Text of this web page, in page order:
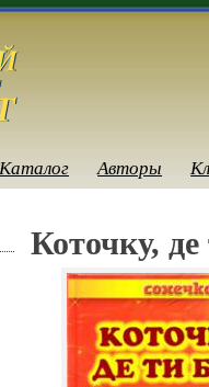
Каталог Авторы
Коточку, де